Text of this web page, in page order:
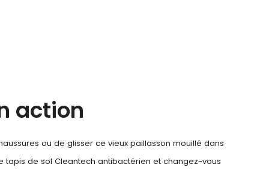
action
ou de glisser ce vieux paillasson mouillé dans
tapis de sol Cleantech antibactérien et changez-vous